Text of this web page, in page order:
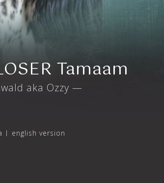
Tamaam
aka Ozzy —
english version